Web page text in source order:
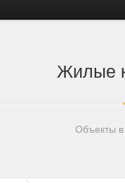
Жилые
Объекты